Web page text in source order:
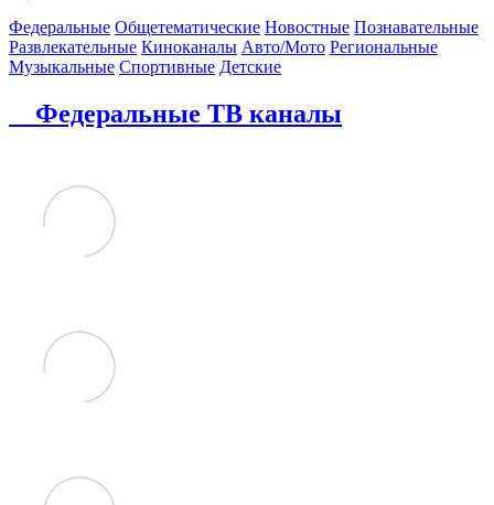
Федеральные Общетематические Новостные Познавательные
Развлекательные Киноканалы Авто/Мото Региональные
Музыкальные Спортивные Детские
Федеральные ТВ каналы